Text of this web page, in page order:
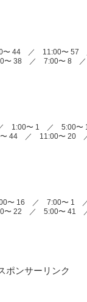
〜 44 ／ 11:00〜
〜 38 ／ 7:00〜 8
／ 1:00〜 1 ／
〜 44 ／ 11:00〜 20
〜 16 ／ 7:00〜
〜 22 ／ 5:00〜 41
ポンサーリンク